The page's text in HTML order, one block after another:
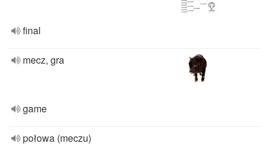
final
mecz, gra
game
połowa (meczu)